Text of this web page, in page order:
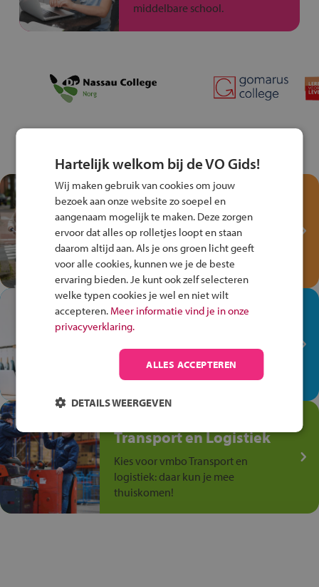
middelbare school.
Test je kennis met het
Fiets Veilig
Verkeersspel!
Speel het Fiets Veilig Verkeersspel
en win een Cortina-fiets!
In de winkel ben je op je
plek!
Ontdek via het vmbo jouw talent
op de winkelvloer, waar elke dag
anders is!
Transport en Logistiek
Kies voor vmbo Transport en
logistiek: daar kun je mee
thuiskomen!
Hartelijk welkom bij de VO Gids!
Wij maken gebruik van cookies om jouw
bezoek aan onze website zo soepel en
aangenaam mogelijk te maken. Deze zorgen
ervoor dat alles op rolletjes loopt en staan
daarom altijd aan. Als je ons groen licht geeft
voor alle cookies, kunnen we je de beste
ervaring bieden. Je kunt ook zelf selecteren
welke typen cookies je wel en niet wilt
accepteren. Meer informatie vind je in onze
privacyverklaring.
ALLES ACCEPTEREN
DETAILS WEERGEVEN